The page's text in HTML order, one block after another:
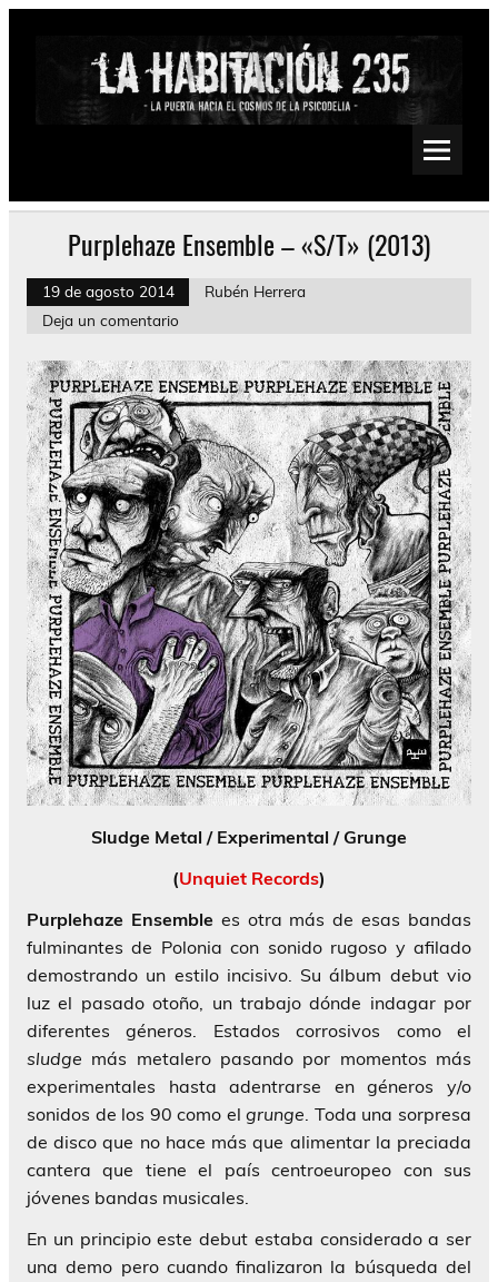
Saltar
Psychedelic, Stoner, Doom, Sludge, Fuzz, Space, Drone
Purplehaze Ensemble – «S/T» (2013)
19 de agosto 2014
Rubén Herrera
Deja un comentario
Sludge Metal / Experimental / Grunge
(Unquiet Records)
Purplehaze Ensemble es otra más de esas bandas
fulminantes de Polonia con sonido rugoso y afilado
demostrando un estilo incisivo. Su álbum debut vio
luz el pasado otoño, un trabajo dónde indagar por
diferentes géneros. Estados corrosivos como el
sludge más metalero pasando por momentos más
experimentales hasta adentrarse en géneros y/o
sonidos de los 90 como elgrunge. Toda una sorpresa
de disco que no hace más que alimentar la preciada
cantera que tiene el país centroeuropeo con sus
jóvenes bandas musicales.
En un principio este debut estaba considerado a ser
una demo pero cuando finalizaron la búsqueda del